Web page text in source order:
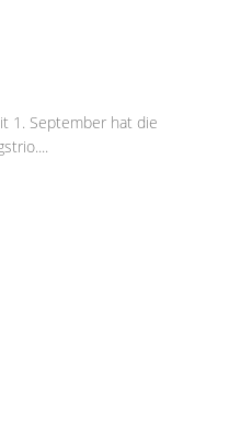
1. September hat die